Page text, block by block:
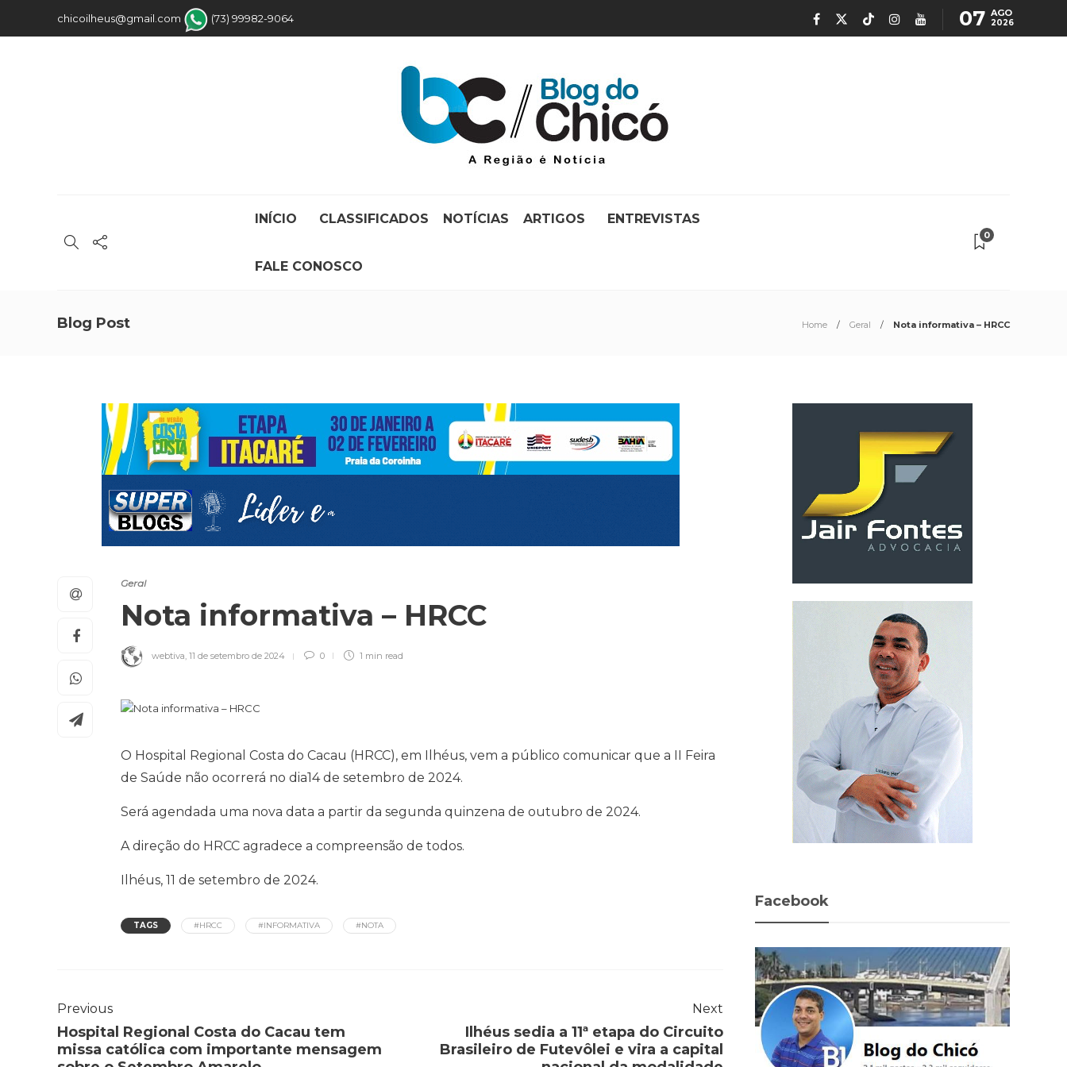
chicoilheus@gmail.com (73) 99982-9064 07 AGO
2026
INÍCIO CLASSIFICADOS NOTÍCIAS ARTIGOS ENTREVISTAS
FALE CONOSCO
0
Blog Post Home Geral Nota informativa – HRCC
Geral
Nota informativa – HRCC
webtiva, 11 de setembro de 2024 0 1 min read
O Hospital Regional Costa do Cacau (HRCC), em Ilhéus, vem a público comunicar que a II Feira
de Saúde não ocorrerá no dia14 de setembro de 2024.
Será agendada uma nova data a partir da segunda quinzena de outubro de 2024.
A direção do HRCC agradece a compreensão de todos.
Ilhéus, 11 de setembro de 2024.
TAGS #HRCC #INFORMATIVA #NOTA
Previous
Hospital Regional Costa do Cacau tem
missa católica com importante mensagem
Next
Ilhéus sedia a 11ª etapa do Circuito
Brasileiro de Futevôlei e vira a capital
Facebook